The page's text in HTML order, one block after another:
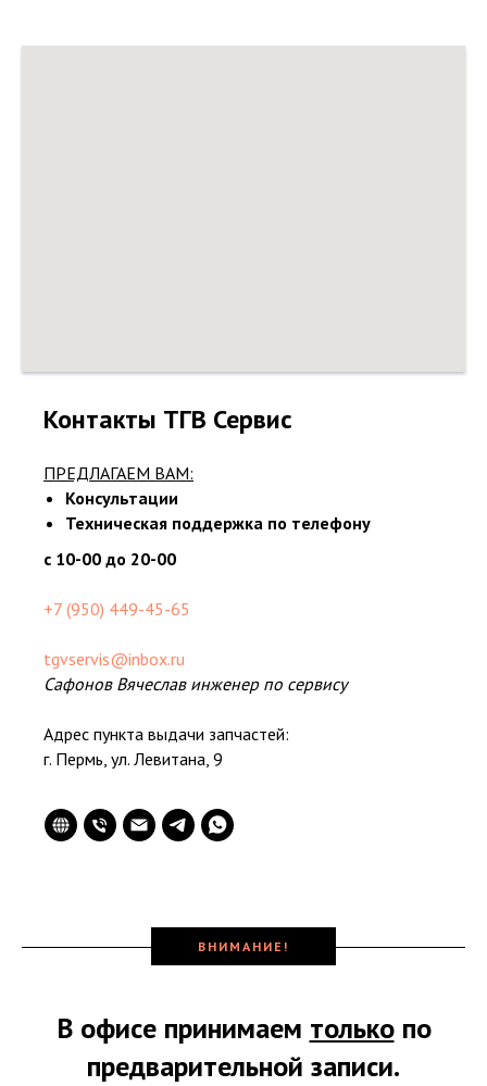
Контакты ТГВ Сервис
ПРЕДЛАГАЕМ ВАМ:
Консультации
Техническая поддержка по телефону
с 10-00 до 20-00
+7 (950) 449-45-65
tgvservis@inbox.ru
Сафонов Вячеслав инженер по сервису
Адрес пункта выдачи запчастей:
г. Пермь, ул. Левитана, 9
ВНИМАНИЕ!
В офисе принимаем толькопо
предварительной записи.